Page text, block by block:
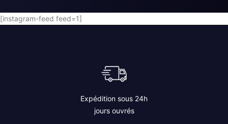
[instagram-feed feed=1]
Expédition sous 24h
jours ouvrés